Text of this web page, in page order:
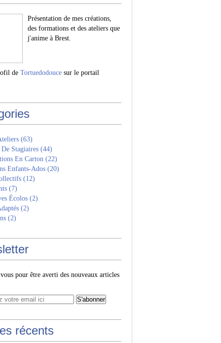
Présentation de mes créations,
des formations et des ateliers que
j'anime à Brest.
de Tortuedodouce sur le portail
(63)
Stagiaires (44)
En Carton (22)
Enfants-Ados (20)
(12)
(7)
Écolos (2)
(2)
(2)
pour être averti des nouveaux articles
récents